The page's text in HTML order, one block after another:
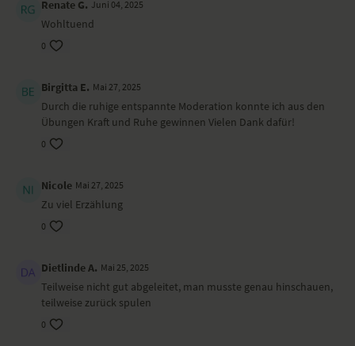
liegender Twist – Makarasana
Shavasana
Wirkung und Vorteile der Yoga-Übungs-Sequenz
Du stabilisierst deinen Körper und regulierst dein Nervensystem, um
mit Gelassenheit durch die Phase des Wandels zu gelangen.
ist es möglich, dass die Video- oder Tonqualität nicht der gewohnten
YogaEasy-Qualität entspricht.
Renate G. Juni 04, 2025
Wohltuend
0
Birgitta E. Mai 27, 2025
Durch die ruhige entspannte Moderation konnte ich aus den
Übungen Kraft und Ruhe gewinnen Vielen Dank dafür!
0
Nicole Mai 27, 2025
Zu viel Erzählung
0
Dietlinde A. Mai 25, 2025
Teilweise nicht gut abgeleitet, man musste genau hinschauen,
teilweise zurück spulen
0